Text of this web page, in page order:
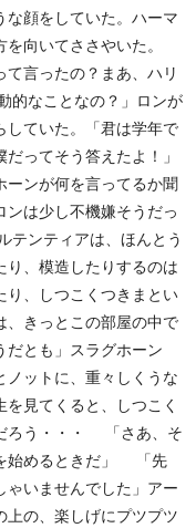
な顔をしていた。ハーマ
向いてささやいた。
て言ったの？まあ、ハリ
なことなの？」ロンが
していた。「君は学年で
ってそう答えたよ！」
ンが何を言ってるか聞
ンは少し不機嫌そうだっ
ンティアは、ほんとう
り、模造したりするのは
り、しつこくつきまとい
、きっとこの部屋の中で
とも」スラグホーン
ノットに、重々しくうな
見てくると、しつこく
ろう・・・ 「さあ、そ
始めるときだ」 「先
ゃいませんでした」アー
の、楽しげにプツプツ